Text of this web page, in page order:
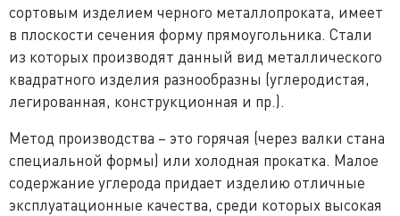
сортовым изделием черного металлопроката, имеет
в плоскости сечения форму прямоугольника. Стали
из которых производят данный вид металлического
квадратного изделия разнообразны (углеродистая,
легированная, конструкционная и пр.).
Метод производства – это горячая (через валки стана
специальной формы) или холодная прокатка. Малое
содержание углерода придает изделию отличные
эксплуатационные качества, среди которых высокая